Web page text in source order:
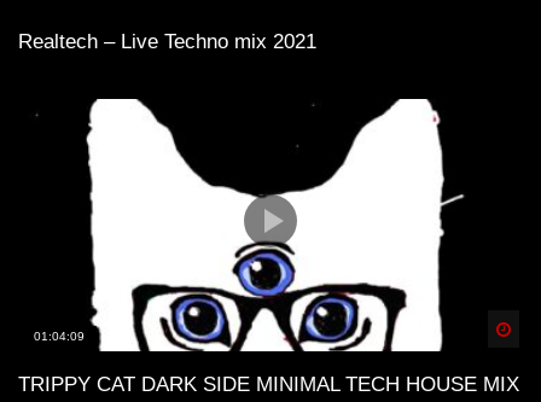
Realtech – Live Techno mix 2021
01:04:09
TRIPPY CAT DARK SIDE MINIMAL TECH HOUSE MIX